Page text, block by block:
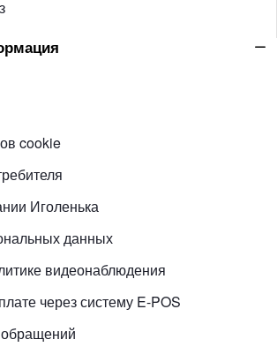
cookie
Иголенька
данных
видеонаблюдения
через систему E-POS